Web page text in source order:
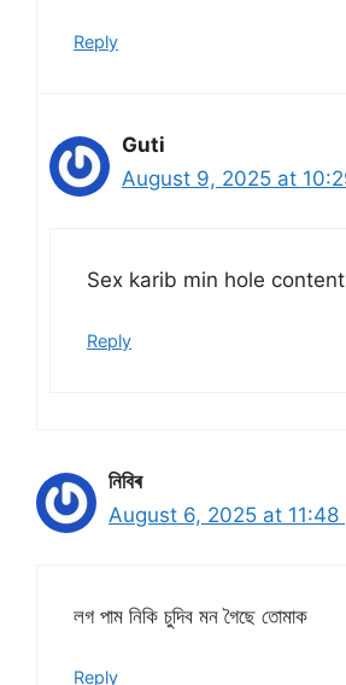
Reply
Guti
August 9, 2025 at
Sex karib min hole
Reply
নিবিৰ
August 6, 2025 at 11:48
লগ পাম নিকি চুদিব মন গৈছে তোমাক
Reply